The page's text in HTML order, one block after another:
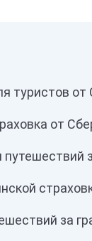
туристов от
от
за